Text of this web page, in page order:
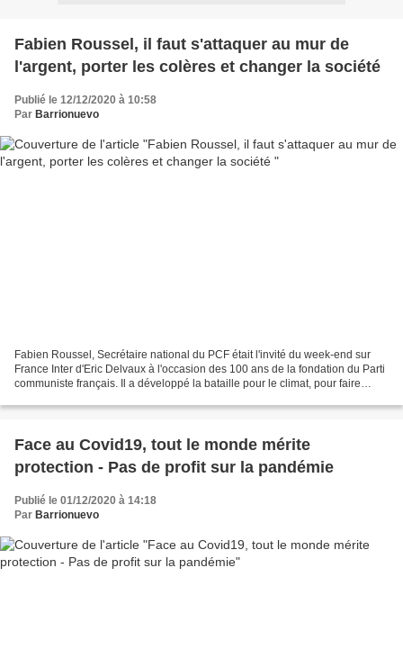
Fabien Roussel, il faut s'attaquer au mur de
l'argent, porter les colères et changer la société
Publié le 12/12/2020 à 10:58
Par Barrionuevo
Fabien Roussel, Secrétaire national du PCF était l'invité du week-end sur
France Inter d'Eric Delvaux à l'occasion des 100 ans de la fondation du Parti
communiste français. Il a développé la bataille pour le climat, pour faire
Face au Covid19, tout le monde mérite
protection - Pas de profit sur la pandémie
Publié le 01/12/2020 à 14:18
Par Barrionuevo